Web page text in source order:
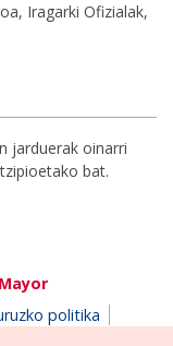
Iragarki Ofizialak,
jarduerak oinarri
bat.
politika